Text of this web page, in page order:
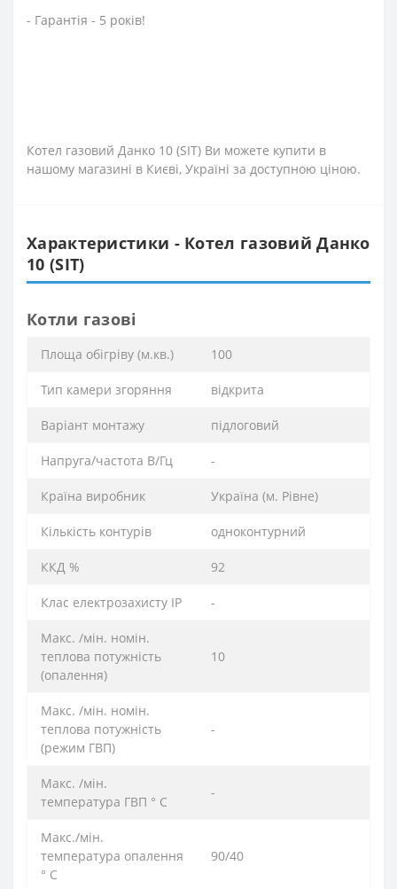
- Гарантія - 5 років!
Котел газовий Данко 10 (SIT) Ви можете купити в
нашому магазині в Києві, Україні за доступною ціною.
Характеристики - Котел газовий Данко
10 (SIT)
Котли газові
Площа обігріву (м.кв.) 100
Тип камери згоряння відкрита
Варіант монтажу підлоговий
Напруга/частота В/Гц -
Країна виробник Україна (м. Рівне)
Кількість контурів одноконтурний
ККД % 92
Клас електрозахисту IP -
Макс. /мін. номін.
теплова потужність
(опалення)
10
Макс. /мін. номін.
теплова потужність
(режим ГВП)
-
Макс. /мін.
температура ГВП ° C
-
Макс./мін.
температура опалення
° C
90/40